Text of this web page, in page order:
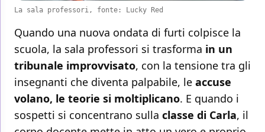
La sala professori, fonte: Lucky Red
Quando una nuova ondata di furti colpisce la
scuola, la sala professori si trasforma in un
tribunale improvvisato, con la tensione tra gli
insegnanti che diventa palpabile, le accuse
volano, le teorie si moltiplicano. E quando i
sospetti si concentrano sulla classe di Carla, il